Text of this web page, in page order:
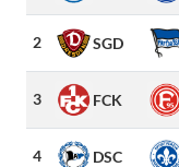
2 SGD
3 FCK
4 DSC